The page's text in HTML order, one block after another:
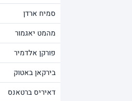
סמיח ארדן
מהמט יאגמור
פורקן אלדמיר
בירקאן באטוק
דאיריס ברטאנס